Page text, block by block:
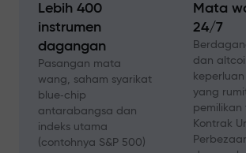
Lebih 400
instrumen
dagangan
Pasangan mata
wang, saham syarikat
blue‑chip
antarabangsa dan
indeks utama
(contohnya S&P 500)
Mata
24/7
dan
yang
pemilikan
Kontrak